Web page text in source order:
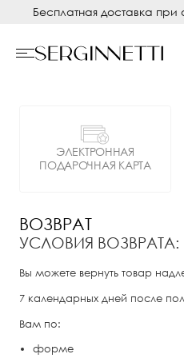
Бесплатная доставка при
ЭЛЕКТРОННАЯ
ПОДАРОЧНАЯ КАРТА
ВОЗВРАТ
УСЛОВИЯ ВОЗВРАТА:
Вы можете вернуть товар
7 календарных дней после
Вам по:
форме